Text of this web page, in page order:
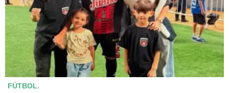
FÚTBOL.